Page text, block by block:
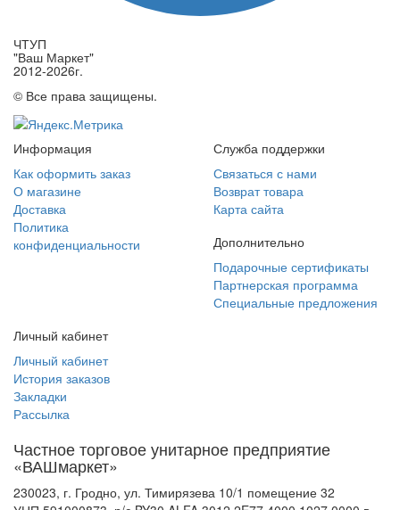
ЧТУП
"Ваш Маркет"
2012-2026г.
© Все права защищены.
Информация
Как оформить заказ
О магазине
Доставка
Политика
конфиденциальности
Служба поддержки
Связаться с нами
Возврат товара
Карта сайта
Дополнительно
Подарочные сертификаты
Партнерская программа
Специальные предложения
Личный кабинет
Личный кабинет
История заказов
Закладки
Рассылка
Частное торговое унитарное предприятие
«ВАШмаркет»
230023, г. Гродно, ул. Тимирязева 10/1 помещение 32